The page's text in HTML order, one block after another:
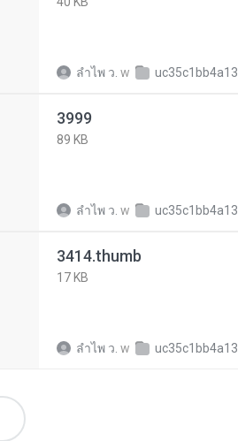
ลําไพ ว. w uc35c1bb4a1304fb5a08f6921344c03d7
3999
89 KB
ลําไพ ว. w uc35c1bb4a1304fb5a08f6921344c03d7
3414.thumb
17 KB
ลําไพ ว. w uc35c1bb4a1304fb5a08f6921344c03d7